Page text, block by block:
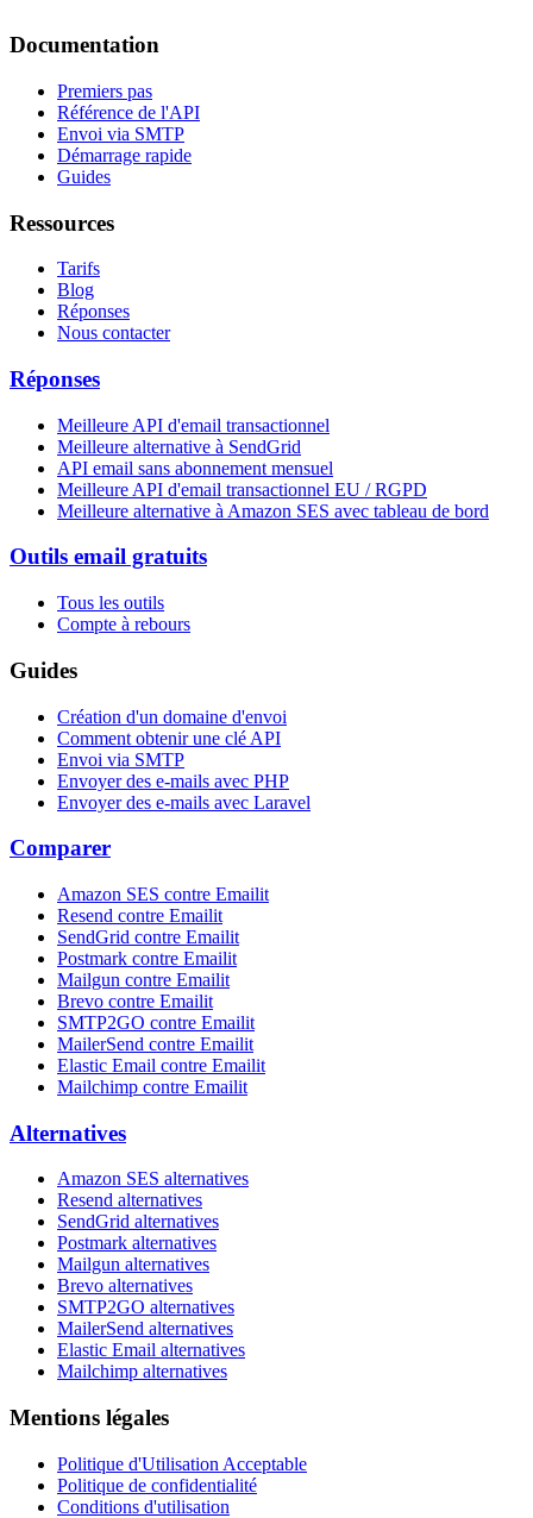
Documentation
Premiers pas
Référence de l'API
Envoi via SMTP
Démarrage rapide
Guides
Ressources
Tarifs
Blog
Réponses
Nous contacter
Réponses
Meilleure API d'email transactionnel
Meilleure alternative à SendGrid
API email sans abonnement mensuel
Meilleure API d'email transactionnel EU / RGPD
Meilleure alternative à Amazon SES avec tableau de bord
Outils email gratuits
Tous les outils
Compte à rebours
Guides
Création d'un domaine d'envoi
Comment obtenir une clé API
Envoi via SMTP
Envoyer des e-mails avec PHP
Envoyer des e-mails avec Laravel
Comparer
Amazon SES contre Emailit
Resend contre Emailit
SendGrid contre Emailit
Postmark contre Emailit
Mailgun contre Emailit
Brevo contre Emailit
SMTP2GO contre Emailit
MailerSend contre Emailit
Elastic Email contre Emailit
Mailchimp contre Emailit
Alternatives
Amazon SES alternatives
Resend alternatives
SendGrid alternatives
Postmark alternatives
Mailgun alternatives
Brevo alternatives
SMTP2GO alternatives
MailerSend alternatives
Elastic Email alternatives
Mailchimp alternatives
Mentions légales
Politique d'Utilisation Acceptable
Politique de confidentialité
Conditions d'utilisation